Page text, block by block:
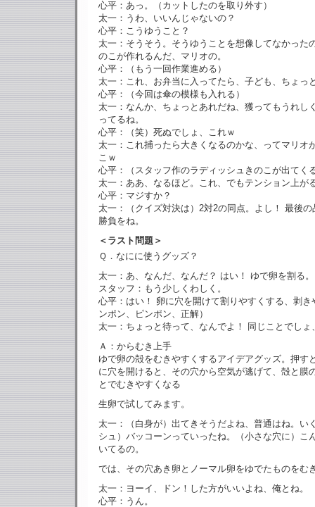
心平：あっ。（カットしたのを取り外す）
太一：うわ、いいんじゃないの？
心平：こうゆうこと？
太一：そうそう。そうゆうことを想像してなかった
のこが作れるんだ、マリオの。
心平：（もう一回作業進める）
太一：これ、お弁当に入ってたら、子ども、ちょっ
心平：（今回は傘の模様も入れる）
太一：なんか、ちょっとあれだね、獲ってもうれし
ってるね。
心平：（笑）死ぬでしょ、これｗ
太一：これ捕ったら大きくなるのかな、ってマリオ
こｗ
心平：（スタッフ作のラディッシュきのこが出てく
太一：ああ、なるほど。これ、でもテンション上が
心平：マジすか？
太一：（クイズ対決は）2対2の同点。よし！ 最後
勝負をね。
＜ラスト問題＞
Ｑ．なにに使うグッズ？
太一：あ、なんだ、なんだ？ はい！ ゆで卵を割る。
スタッフ：もう少しくわしく。
心平：はい！ 卵に穴を開けて割りやすくする、剥き
ンポン、ピンポン、正解）
太一：ちょっと待って、なんでよ！ 同じことでしょ
Ａ：からむき上手
ゆで卵の殻をむきやすくするアイデアグッズ。押す
に穴を開けると、その穴から空気が逃げて、殻と膜
とでむきやすくなる
生卵で試してみます。
太一：（白身が）出てきそうだよね、普通はね。い
シュ）バッコーンっていったね。（小さな穴に）こ
いてるの。
では、その穴あき卵とノーマル卵をゆでたものをむ
太一：ヨーイ、ドン！した方がいいよね、俺とね。
心平：うん。